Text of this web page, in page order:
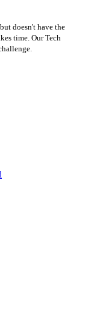
doesn't have the
time. Our Tech